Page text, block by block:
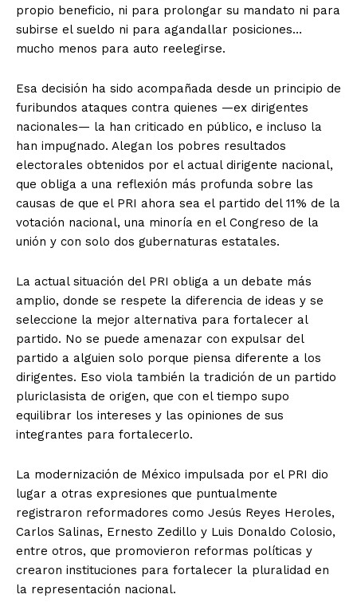
propio beneficio, ni para prolongar su mandato ni para
subirse el sueldo ni para agandallar posiciones…
mucho menos para auto reelegirse.
Esa decisión ha sido acompañada desde un principio de
furibundos ataques contra quienes —ex dirigentes
nacionales— la han criticado en público, e incluso la
han impugnado. Alegan los pobres resultados
electorales obtenidos por el actual dirigente nacional,
que obliga a una reflexión más profunda sobre las
causas de que el PRI ahora sea el partido del 11% de la
votación nacional, una minoría en el Congreso de la
unión y con solo dos gubernaturas estatales.
La actual situación del PRI obliga a un debate más
amplio, donde se respete la diferencia de ideas y se
seleccione la mejor alternativa para fortalecer al
partido. No se puede amenazar con expulsar del
partido a alguien solo porque piensa diferente a los
dirigentes. Eso viola también la tradición de un partido
pluriclasista de origen, que con el tiempo supo
equilibrar los intereses y las opiniones de sus
integrantes para fortalecerlo.
La modernización de México impulsada por el PRI dio
lugar a otras expresiones que puntualmente
registraron reformadores como Jesús Reyes Heroles,
Carlos Salinas, Ernesto Zedillo y Luis Donaldo Colosio,
entre otros, que promovieron reformas políticas y
crearon instituciones para fortalecer la pluralidad en
la representación nacional.